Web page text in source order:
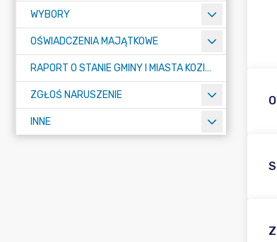
WYBORY
OŚWIADCZENIA MAJĄTKOWE
RAPORT O STANIE GMINY I MIASTA KOZIEGŁOWY
ZGŁOŚ NARUSZENIE
INNE